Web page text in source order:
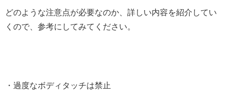
どのような注意点が必要なのか、詳しい内容を紹介してい
くので、参考にしてみてください。
・過度なボディタッチは禁止